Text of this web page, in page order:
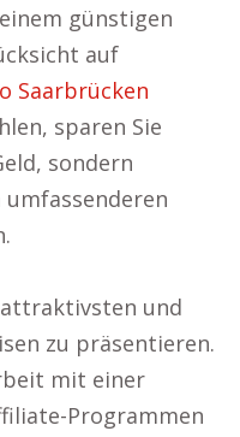
günstigen
auf
Saarbrücken
sparen Sie
sondern
und
zu präsentieren.
mit einer
Programmen